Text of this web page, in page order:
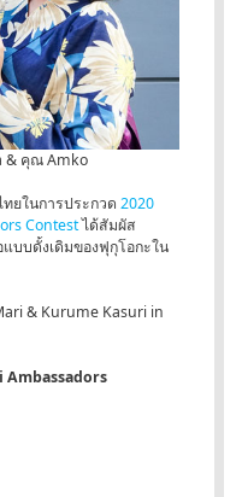
& คุณ Amko
ยในการประกวด 2020
Contestได้สัมผัส
บบดั้งเดิมของฟุกุโอกะใน
& Kurume Kasuri in
Ambassadors